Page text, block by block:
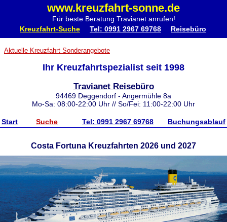
www.kreuzfahrt-sonne.de
Für beste Beratung Travianet anrufen!
Kreuzfahrt-Suche Tel: 0991 2967 69768 Reisebüro
Aktuelle Kreuzfahrt Sonderangebote
Ihr Kreuzfahrtspezialist seit 1998
Travianet Reisebüro
94469 Deggendorf - Angermühle 8a
Mo-Sa: 08:00-22:00 Uhr // So/Fei: 11:00-22:00 Uhr
Start Suche Tel: 0991 2967 69768 Buchungsablauf
Costa Fortuna Kreuzfahrten 2026 und 2027